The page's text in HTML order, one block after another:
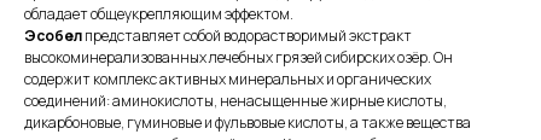
обладает общеукрепляющим эффектом.
Эсобелпредставляет собой водорастворимый экстракт
высокоминерализованных лечебных грязей сибирских озёр. Он
содержит комплекс активных минеральных и органических
соединений: аминокислоты, ненасыщенные жирные кислоты,
дикарбоновые, гуминовые и фульвовые кислоты, а также вещества